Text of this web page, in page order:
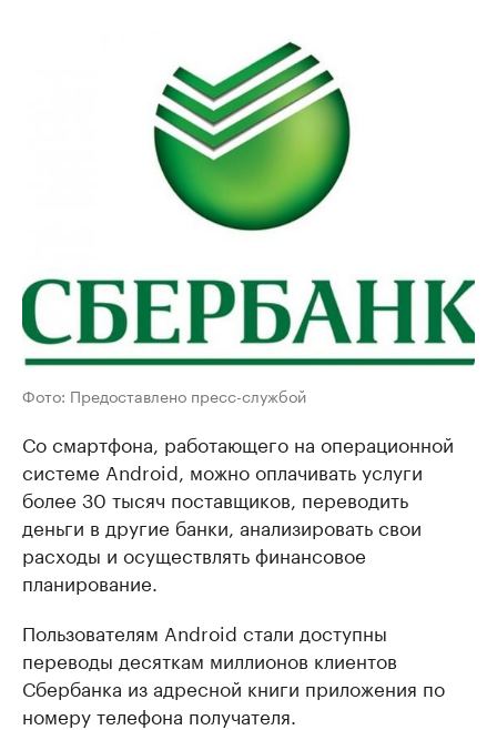
Фото: Предоставлено пресс-службой
Со смартфона, работающего на операционной
системе Android, можно оплачивать услуги
более 30 тысяч поставщиков, переводить
деньги в другие банки, анализировать свои
расходы и осуществлять финансовое
планирование.
Пользователям Android стали доступны
переводы десяткам миллионов клиентов
Сбербанка из адресной книги приложения по
номеру телефона получателя.